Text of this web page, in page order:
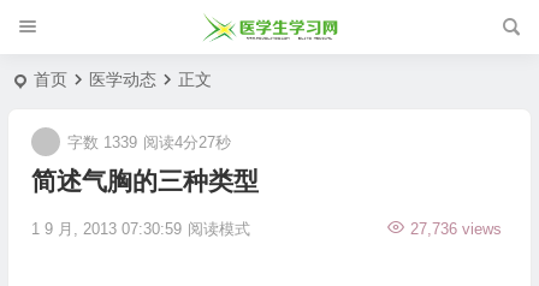
首页 医学动态 正文
简述气胸的三种类型
1 9 月, 2013 07:30:59 27,736 views
字数 1339 阅读4分27秒
阅读模式